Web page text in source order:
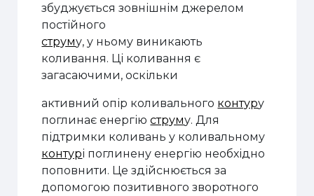
збуджується зовнішнім джерелом
постійного
струму, у ньому виникають
коливання. Ці коливання є
загасаючими, оскільки
активний опір коливального контуру
поглинає енергіюструму. Для
підтримки коливань у коливальному
контурі поглинену енергію необхідно
поповнити. Це здійснюється за
допомогою позитивного зворотного